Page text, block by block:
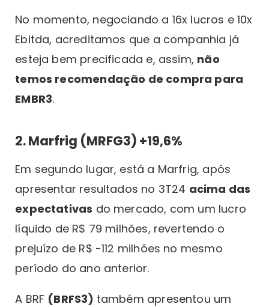
No momento, negociando a 16x lucros e 10x
Ebitda, acreditamos que a companhia já
esteja bem precificada e, assim, não
temos recomendação de compra para
EMBR3.
2. Marfrig (MRFG3) +19,6%
Em segundo lugar, está a Marfrig, após
apresentar resultados no 3T24 acima das
expectativas do mercado, com um lucro
líquido de R$ 79 milhões, revertendo o
prejuízo de R$ -112 milhões no mesmo
período do ano anterior.
A BRF (BRFS3) também apresentou um